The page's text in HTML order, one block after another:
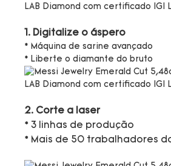
1. Digitalize o áspero
* Máquina de sarine avançado
* Liberte o diamante do bruto
2. Corte a laser
* 3 linhas de produção
* Mais de 50 trabalhadores